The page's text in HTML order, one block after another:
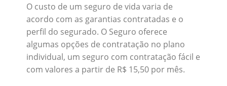
O custo de um seguro de vida varia de
acordo com as garantias contratadas e o
perfil do segurado. O Seguro oferece
algumas opções de contratação no plano
individual, um seguro com contratação fácil e
com valores a partir de R$ 15,50 por mês.